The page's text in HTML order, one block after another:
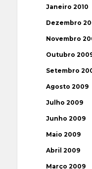
Janeiro 2010
Dezembro
Novembro
Outubro
Setembro
Agosto 2009
Julho 2009
Junho 2009
Maio 2009
Abril 2009
Março 2009